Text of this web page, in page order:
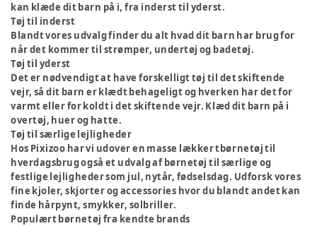
kan klæde dit barn på i, fra inderst til yderst.
Tøj til inderst
Blandt vores udvalg finder du alt hvad dit barn har brug for
når det kommer til strømper, undertøj og badetøj.
Tøj til yderst
Det er nødvendigt at have forskelligt tøj til det skiftende
vejr, så dit barn er klædt behageligt og hverken har det for
varmt eller for koldt i det skiftende vejr. Klæd dit barn på i
overtøj, huer og hatte.
Tøj til særlige lejligheder
Hos Pixizoo har vi udover en masse lækker tbørnetøj til
hverdagsbrug også et udvalg af børnetøj til særlige og
festlige lejligheder som jul, nytår, fødselsdag. Udforsk vores
fine kjoler, skjorter og accessories hvor du blandt andet kan
finde hårpynt, smykker, solbriller.
Populært børnetøj fra kendte brands